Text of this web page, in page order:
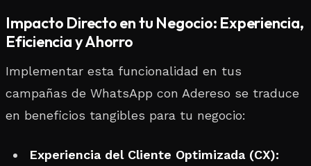
Impacto Directo en tu Negocio: Experiencia,
Eficiencia y Ahorro
Implementar esta funcionalidad en tus
campañas de WhatsApp con Adereso se traduce
en beneficios tangibles para tu negocio:
Experiencia del Cliente Optimizada (CX):